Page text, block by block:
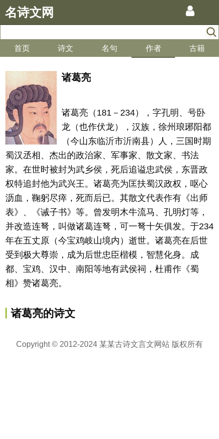
名诗文网
首页 诗文 名句 作者 古籍
诸葛亮
诸葛亮（181－234），字孔明、号卧
龙（也作伏龙），汉族，徐州琅琊阳都
（今山东临沂市沂南县）人，三国时期
蜀汉丞相、杰出的政治家、军事家、散文家、书法
家。在世时被封为武乡侯，死后追谥忠武侯，东晋政
权特追封他为武兴王。诸葛亮为匡扶蜀汉政权，呕心
沥血，鞠躬尽瘁，死而后已。其散文代表作有《出师
表》、《诫子书》等。曾发明木牛流马、孔明灯等，
并改造连弩，叫做诸葛连弩，可一弩十矢俱发。于234
年在五丈原（今宝鸡岐山境内）逝世。诸葛亮在后世
受到极大尊崇，成为后世忠臣楷模，智慧化身。成
都、宝鸡、汉中、南阳等地有武侯祠，杜甫作《蜀
相》赞诸葛亮。
诸葛亮的诗文
Copyright © 2012-2024 某某古诗文言文网站 版权所有